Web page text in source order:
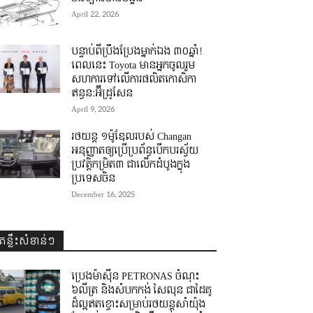
April 22, 2026
បន្ទាប់ពីប្រឹងប្រែងម្នាក់ឯង ៣០ឆ្នាំ! ​
ពេលនេះ Toyota មានអ្នកចូលរួម
សហការទៅលើការផលិតកោសិកា
ឥន្ធន:អ៊ីដ្រូសែន
April 9, 2026
រថយន្ត ១ម៉ូឌែលរបស់ Changan
អនុញ្ញាតឲ្យប្រើប្រព័ន្ធបើកបរស្វ័យ
ប្រវត្តិកម្រិត៣ ជាលើកដំបូងក្នុង
ប្រទេសចិន
December 16, 2025
ន្លឹះសំខាន់ៗ
ប្រេងម៉ាស៊ីន PETRONAS ចំណុះ
៦លីត្រ និងសំបកកង់ សៃលុន ជាដៃគូ
ដ៏ល្អឥតខ្ចោះសម្រាប់រថយន្តសាំយ៉ុង